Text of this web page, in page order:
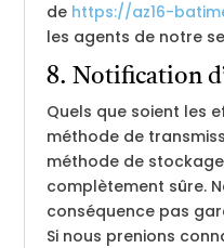
de https://az16-
les agents de notre
8. Notification
Quels que soient les
méthode de
méthode de
complètement sûre.
conséquence pas
Si nous prenions